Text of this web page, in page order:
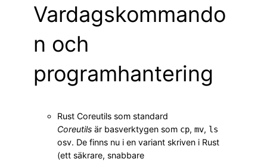
Vardagskommando
n och
programhantering
Rust Coreutils som standard
Coreutils är basverktygen som cp, mv, ls
osv. De finns nu i en variant skriven i Rust
(ett säkrare, snabbare